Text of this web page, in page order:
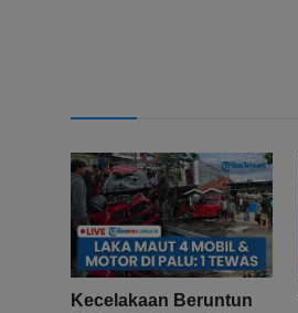
Kecelakaan Beruntun